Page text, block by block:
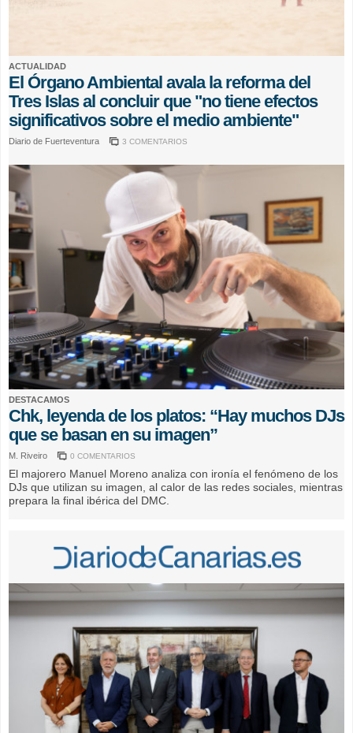
ACTUALIDAD
El Órgano Ambiental avala la reforma del
Tres Islas al concluir que "no tiene efectos
significativos sobre el medio ambiente"
Diario de Fuerteventura 3 COMENTARIOS
DESTACAMOS
Chk, leyenda de los platos: “Hay muchos DJs
que se basan en su imagen”
M. Riveiro 0 COMENTARIOS
El majorero Manuel Moreno analiza con ironía el fenómeno de los
DJs que utilizan su imagen, al calor de las redes sociales, mientras
prepara la final ibérica del DMC.